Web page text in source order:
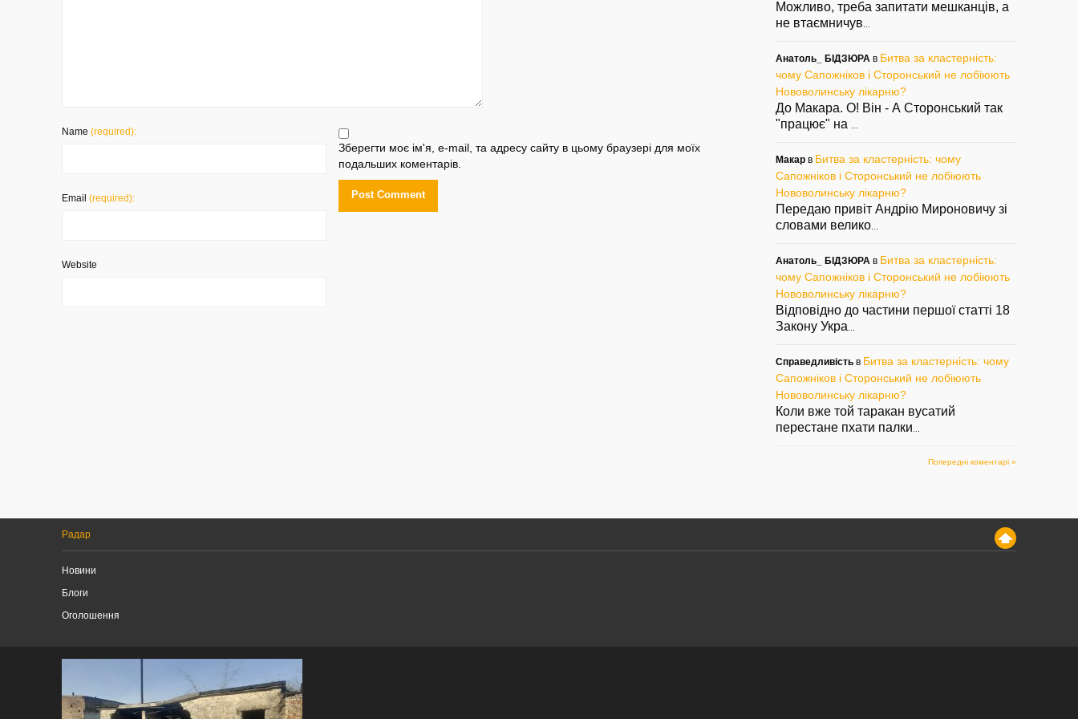
Name (required):
Email (required):
Website
Зберегти моє ім'я, e-mail, та адресу сайту в цьому браузері для моїх
подальших коментарів.
Можливо, треба запитати мешканців, а
не втаємничув
Анатоль_ БІДЗЮРА в Битва за кластерність:
чому Сапожніков і Сторонський не лобіюють
Нововолинську лікарню?
До Макара. О! Він - А Сторонський так
"працює" на
Макар в Битва за кластерність: чому
Сапожніков і Сторонський не лобіюють
Нововолинську лікарню?
Передаю привіт Андрію Мироновичу зі
словами велико
Анатоль_ БІДЗЮРА в Битва за кластерність:
чому Сапожніков і Сторонський не лобіюють
Нововолинську лікарню?
Відповідно до частини першої статті 18
Закону Укра
Справедливість в Битва за кластерність: чому
Сапожніков і Сторонський не лобіюють
Нововолинську лікарню?
Коли вже той таракан вусатий
перестане пхати палки
Попередні коментарі »
Радар
Новини
Блоги
Оголошення